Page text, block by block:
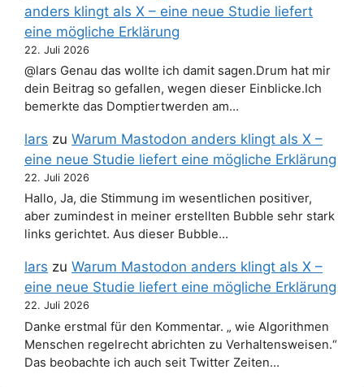
anders klingt als X – eine neue Studie liefert
eine mögliche Erklärung
22. Juli 2026
@lars Genau das wollte ich damit sagen.Drum hat mir
dein Beitrag so gefallen, wegen dieser Einblicke.Ich
bemerkte das Domptiertwerden am…
lars zu Warum Mastodon anders klingt als X –
eine neue Studie liefert eine mögliche Erklärung
22. Juli 2026
Hallo, Ja, die Stimmung im wesentlichen positiver,
aber zumindest in meiner erstellten Bubble sehr stark
links gerichtet. Aus dieser Bubble…
lars zu Warum Mastodon anders klingt als X –
eine neue Studie liefert eine mögliche Erklärung
22. Juli 2026
Danke erstmal für den Kommentar. „ wie Algorithmen
Menschen regelrecht abrichten zu Verhaltensweisen.“
Das beobachte ich auch seit Twitter Zeiten…